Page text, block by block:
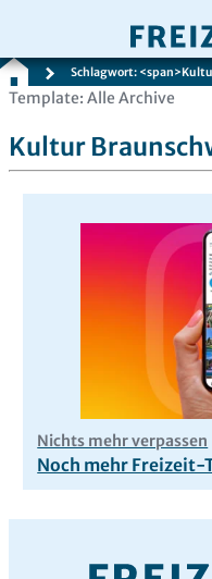
Zum
springen
Schlagwort:
Template: Alle Archive
Kultur
Nichts mehr verpassen
Noch mehr Freizeit-